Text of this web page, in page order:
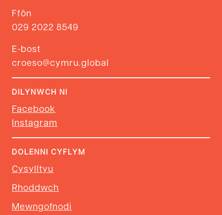
Ffôn
029 2022 8549
E-bost
croeso@cymru.global
DILYNWCH NI
Facebook
Instagram
DOLENNI CYFLYM
Cysylltyu
Rhoddwch
Mewngofnodi